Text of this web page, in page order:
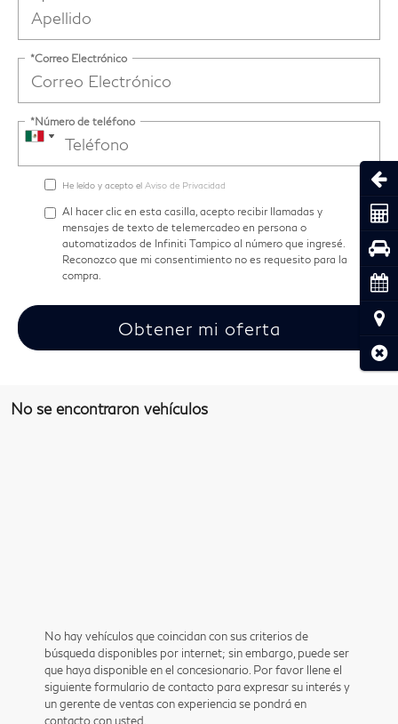
*Correo Electrónico
*Número de teléfono
He leído y acepto el Aviso de Privacidad
Al hacer clic en esta casilla, acepto recibir llamadas y
mensajes de texto de telemercadeo en persona o
automatizados de Infiniti Tampico al número que ingresé.
Reconozco que mi consentimiento no es requesito para la
compra.
Obtener mi oferta
No se encontraron vehículos
No hay vehículos que coincidan con sus criterios de
búsqueda disponibles por internet; sin embargo, puede ser
que haya disponible en el concesionario. Por favor llene el
siguiente formulario de contacto para expresar su interés y
un gerente de ventas con experiencia se pondrá en
contacto con usted.